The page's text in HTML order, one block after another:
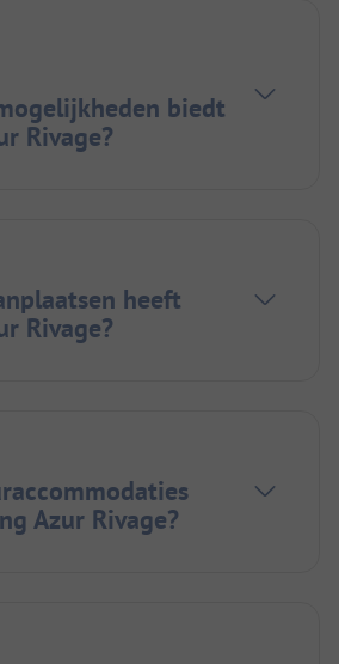
biedt
Rivage?
heeft
Rivage?
Azur Rivage?